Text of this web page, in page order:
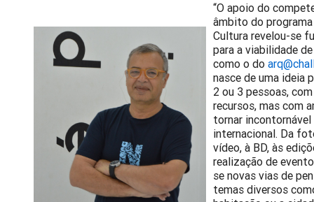
“O apoio do
âmbito do
Cultura revelou-se
para a viabilidade
como o do
nasce de uma ideia
2 ou 3 pessoas,
recursos, mas com
tornar incontornável
internacional. Da
vídeo, à BD, às
realização de
se novas vias de
temas diversos